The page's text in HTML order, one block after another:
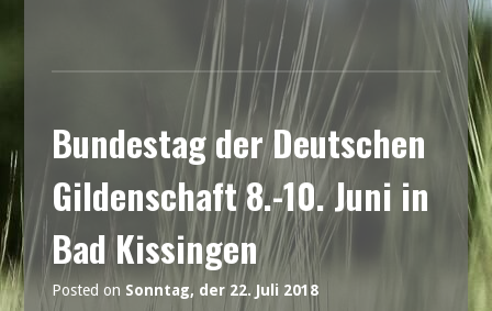
Bundestag der Deutschen
Gildenschaft 8.-10. Juni in
Bad Kissingen
Posted on Sonntag, der 22. Juli 2018